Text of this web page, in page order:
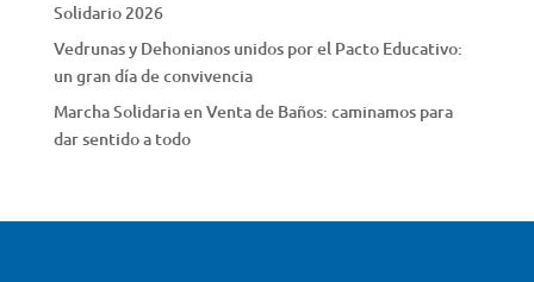
Solidario 2026
Vedrunas y Dehonianos unidos por el Pacto Educativo:
un gran día de convivencia
Marcha Solidaria en Venta de Baños: caminamos para
dar sentido a todo